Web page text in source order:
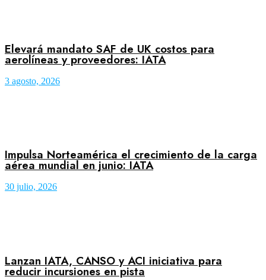
Elevará mandato SAF de UK costos para
aerolíneas y proveedores: IATA
3 agosto, 2026
Impulsa Norteamérica el crecimiento de la carga
aérea mundial en junio: IATA
30 julio, 2026
Lanzan IATA, CANSO y ACI iniciativa para
reducir incursiones en pista